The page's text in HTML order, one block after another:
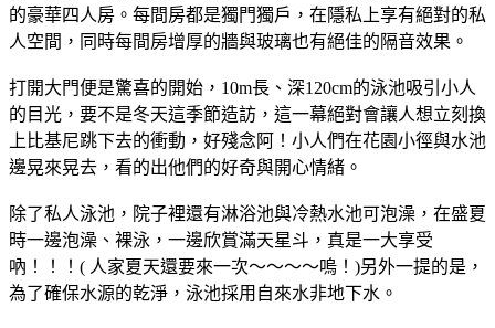
的豪華四人房。每間房都是獨門獨戶，在隱私上享有絕對的私
人空間，同時每間房增厚的牆與玻璃也有絕佳的隔音效果。
打開大門便是驚喜的開始，10m長、深120cm的泳池吸引小人
的目光，要不是冬天這季節造訪，這一幕絕對會讓人想立刻換
上比基尼跳下去的衝動，好殘念阿！小人們在花園小徑與水池
邊晃來晃去，看的出他們的好奇與開心情緒。
除了私人泳池，院子裡還有淋浴池與冷熱水池可泡澡，在盛夏
時一邊泡澡、裸泳，一邊欣賞滿天星斗，真是一大享受
吶！！！( 人家夏天還要來一次～～～～嗚！)另外一提的是，
為了確保水源的乾淨，泳池採用自來水非地下水。